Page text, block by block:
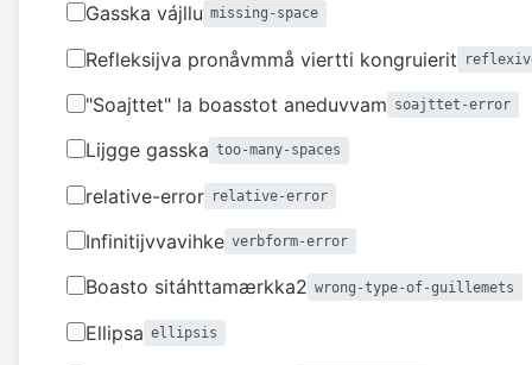
Gasska vájllu missing-space
Refleksijva pronåvmmå viertti kongruierit
"Soajttet" la boasstot aneduvvam soajttet-error
Lijgge gasska too-many-spaces
relative-error relative-error
Infinitijvvavihke verbform-error
Boasto sitáhttamærkka2 wrong-type-of-guillemets
Ellipsa ellipsis